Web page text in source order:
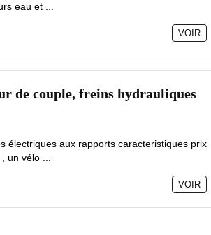
eau et ...
VOIR
de couple, freins hydrauliques
électriques aux rapports caracteristiques prix
un vélo ...
VOIR